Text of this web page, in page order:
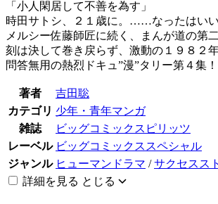
「小人閑居して不善を為す」
時田サトシ、２１歳に。……なったはい
メルシー佐藤師匠に続く、まんが道の第
刻は決して巻き戻らず、激動の１９８２
問答無用の熱烈ドキュ”漫”タリー第４集！
著者
吉田聡
カテゴリ 少年・青年マンガ
雑誌
ビッグコミックスピリッツ
レーベル ビッグコミックススペシャル
ジャンル ヒューマンドラマ /サクセスス
詳細を見る とじる